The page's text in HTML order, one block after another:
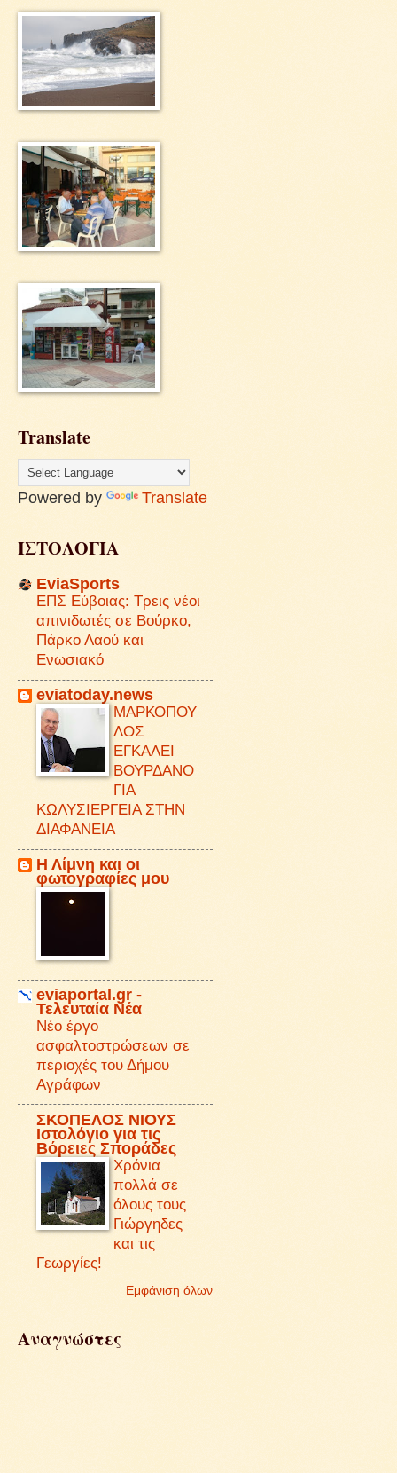
Translate
Powered by Translate
ΙΣΤΟΛΟΓΙΑ
EviaSports
ΕΠΣ Εύβοιας: Τρεις νέοι
απινιδωτές σε Βούρκο,
Πάρκο Λαού και
Ενωσιακό
eviatoday.news
ΜΑΡΚΟΠΟΥ
ΛΟΣ
ΕΓΚΑΛΕΙ
ΒΟΥΡΔΑΝΟ
ΓΙΑ
ΚΩΛΥΣΙΕΡΓΕΙΑ ΣΤΗΝ
ΔΙΑΦΑΝΕΙΑ
Η Λίμνη και οι
φωτογραφίες μου
eviaportal.gr -
Τελευταία Νέα
Νέο έργο
ασφαλτοστρώσεων σε
περιοχές του Δήμου
Αγράφων
ΣΚΟΠΕΛΟΣ ΝΙΟΥΣ
Iστολόγιο για τις
Βόρειες Σποράδες
Χρόνια
πολλά σε
όλους τους
Γιώργηδες
και τις
Γεωργίες!
Εμφάνιση όλων
Αναγνώστες